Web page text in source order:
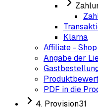
Klarna
Affiliate - Shop
Angabe der
PDF in die
4. Provision31